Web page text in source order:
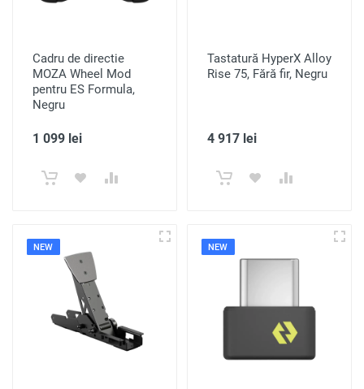
Cadru de directie
MOZA Wheel Mod
pentru ES Formula,
Negru
1 099 lei
Tastatură HyperX Alloy
Rise 75, Fără fir, Negru
4 917 lei
NEW NEW